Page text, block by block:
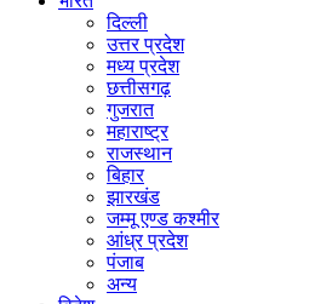
दिल्ली
उत्तर प्रदेश
मध्य प्रदेश
छत्तीसगढ़
गुजरात
महाराष्ट्र
राजस्थान
बिहार
झारखंड
जम्मू एण्ड कश्मीर
आंध्र प्रदेश
पंजाब
अन्य